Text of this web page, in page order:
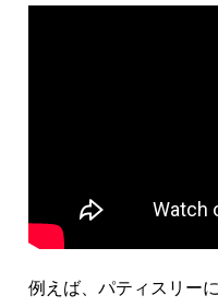
例えば、パティスリー